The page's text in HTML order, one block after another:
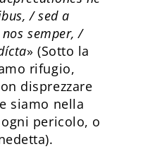
/ sed a
semper, /
» (Sotto la
rifugio,
disprezzare
siamo nella
pericolo, o